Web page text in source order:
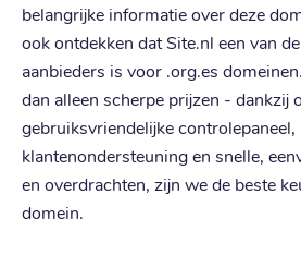
belangrijke informatie over deze
ook ontdekken dat Site.nl een van
aanbieders is voor .org.es
dan alleen scherpe prijzen - dankzij
gebruiksvriendelijke controlepaneel,
klantenondersteuning en snelle,
en overdrachten, zijn we de beste
domein.